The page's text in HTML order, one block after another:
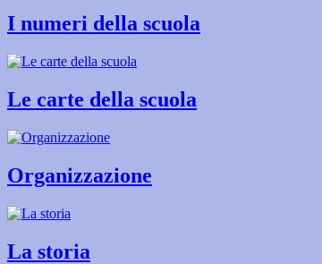
I numeri della scuola
Le carte della scuola
Organizzazione
La storia